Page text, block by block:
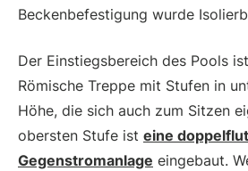
Beckenbefestigung wurde
Der Einstiegsbereich des Pools
Römische Treppe mit Stufen in
Höhe, die sich auch zum Sitzen
obersten Stufe ist eine
Gegenstromanlage eingebaut.